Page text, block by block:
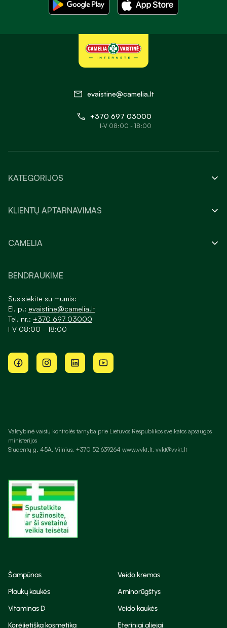
evaistine@camelia.lt
+370 697 03000
I-V 08:00 - 18:00
KATEGORIJOS
KLIENTŲ APTARNAVIMAS
CAMELIA
BENDRAUKIME
Susisiekite su mumis:
El. p.: evaistine@camelia.lt
Tel. nr.: +370 697 03000
I-V 08:00 - 18:00
Valstybinė vaistų kontrolės tarnyba prie Lietuvos Respublikos sveikatos apsaugos
ministerijos
Studentų g. 45A, Vilnius, +370 52 639264 www.vvkt.lt, vvkt@vvkt.lt
Šampūnas
Veido kremas
Plaukų kaukės
Aminorūgštys
Vitaminas D
Veido kaukės
Korėjietiška kosmetika
Eteriniai aliejai